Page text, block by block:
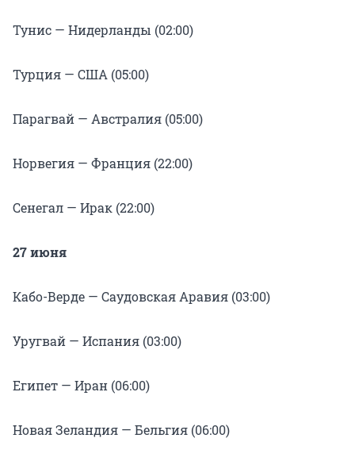
Тунис — Нидерланды (02:00)
Турция — США (05:00)
Парагвай — Австралия (05:00)
Норвегия — Франция (22:00)
Сенегал — Ирак (22:00)
27 июня
Кабо-Верде — Саудовская Аравия (03:00)
Уругвай — Испания (03:00)
Египет — Иран (06:00)
Новая Зеландия — Бельгия (06:00)